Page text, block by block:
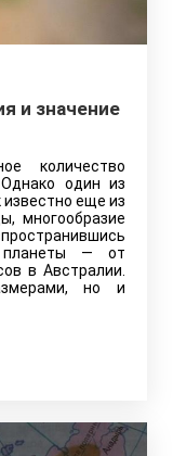
и значение
количество
один из
еще из
многообразие
планеты — от
в Австралии.
но и